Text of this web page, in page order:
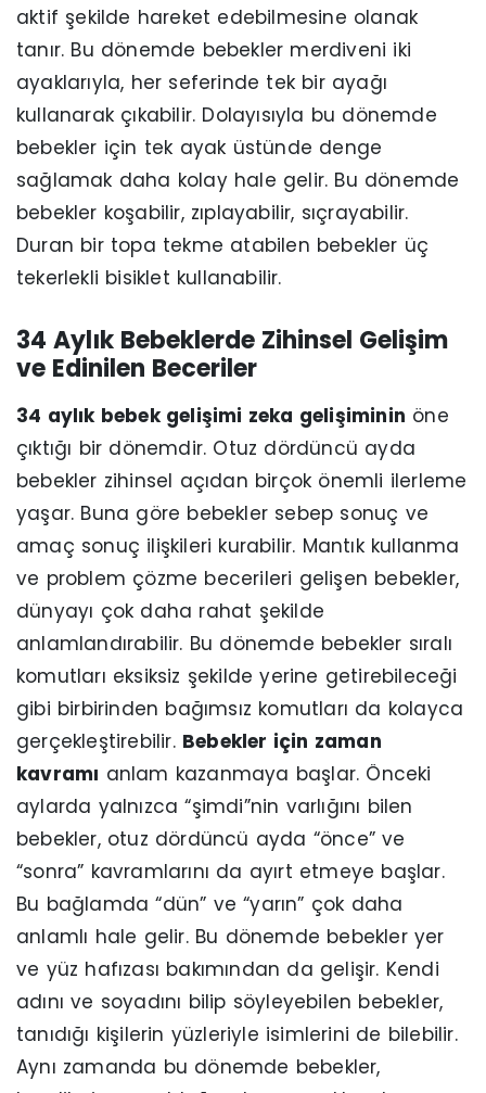
aktif şekilde hareket edebilmesine olanak
tanır. Bu dönemde bebekler merdiveni iki
ayaklarıyla, her seferinde tek bir ayağı
kullanarak çıkabilir. Dolayısıyla bu dönemde
bebekler için tek ayak üstünde denge
sağlamak daha kolay hale gelir. Bu dönemde
bebekler koşabilir, zıplayabilir, sıçrayabilir.
Duran bir topa tekme atabilen bebekler üç
tekerlekli bisiklet kullanabilir.
34 Aylık Bebeklerde Zihinsel Gelişim
ve Edinilen Beceriler
34 aylık bebek gelişimi zeka gelişiminin öne
çıktığı bir dönemdir. Otuz dördüncü ayda
bebekler zihinsel açıdan birçok önemli ilerleme
yaşar. Buna göre bebekler sebep sonuç ve
amaç sonuç ilişkileri kurabilir. Mantık kullanma
ve problem çözme becerileri gelişen bebekler,
dünyayı çok daha rahat şekilde
anlamlandırabilir. Bu dönemde bebekler sıralı
komutları eksiksiz şekilde yerine getirebileceği
gibi birbirinden bağımsız komutları da kolayca
gerçekleştirebilir. Bebekler için zaman
kavramı anlam kazanmaya başlar. Önceki
aylarda yalnızca “şimdi”nin varlığını bilen
bebekler, otuz dördüncü ayda “önce” ve
“sonra” kavramlarını da ayırt etmeye başlar.
Bu bağlamda “dün” ve “yarın” çok daha
anlamlı hale gelir. Bu dönemde bebekler yer
ve yüz hafızası bakımından da gelişir. Kendi
adını ve soyadını bilip söyleyebilen bebekler,
tanıdığı kişilerin yüzleriyle isimlerini de bilebilir.
Aynı zamanda bu dönemde bebekler,